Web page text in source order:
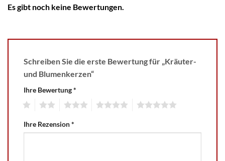
Es gibt noch keine Bewertungen.
Schreiben Sie die erste Bewertung für „Kräuter-
und Blumenkerzen“
Ihre Bewertung*
Ihre Rezension*